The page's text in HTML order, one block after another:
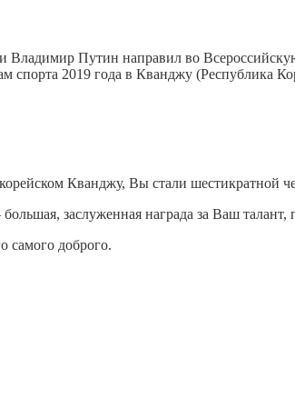
Владимир Путин направил во
спорта 2019 года в Кванджу (Республика
Кванджу, Вы стали шестикратной
большая, заслуженная награда за Ваш
самого доброго.